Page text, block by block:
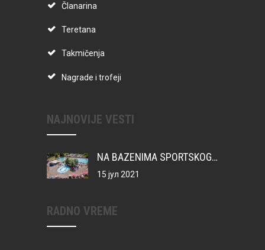
Članarina
Teretana
Takmičenja
Nagrade i trofeji
NAJNOVIJE VESTI
NA BAZENIMA SPORTSKOG CENTRA VATERPOLO KAMP ZA MIONIČKU DECU
15 јул 2021
RADNO VREME